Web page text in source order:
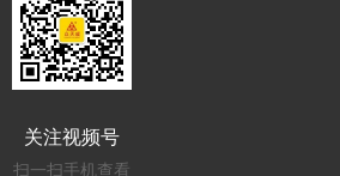
关注视频号
扫一扫手机查看